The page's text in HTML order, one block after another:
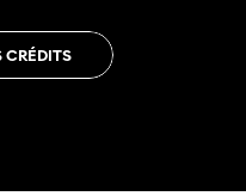
CRÉDITS